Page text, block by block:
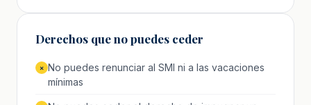
Derechos que no puedes ceder
✗ No puedes renunciar al SMI ni a las vacaciones
mínimas